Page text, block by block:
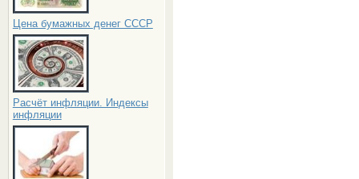
Цена бумажных денег СССР
Расчёт инфляции. Индексы
инфляции